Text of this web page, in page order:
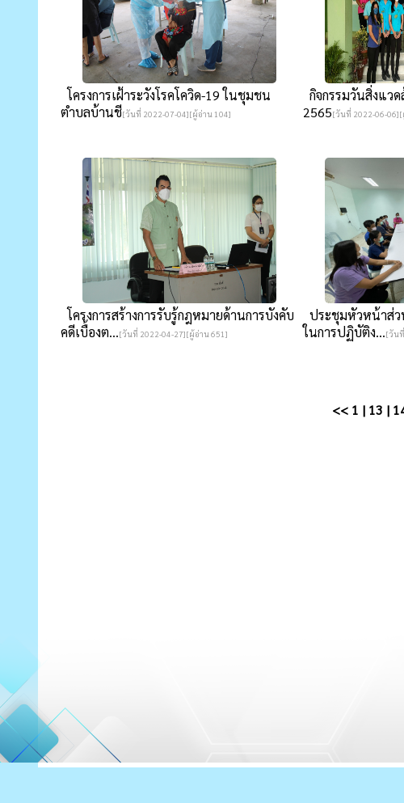
โครงการเฝ้าระวังโรคโควิด-19 ในชุมชน
ตำบลบ้านชี[วันที่ 2022-07-04][ผู้อ่าน 104]
กิจกรรมวันสิ่งแว
2565[วันที่ 2022-06-06][
โครงการสร้างการรับรู้กฎหมายด้านการบังคับ
คดีเบื้องต...[วันที่ 2022-04-27][ผู้อ่าน 651]
ประชุมหัวหน้าส่ว
ในการปฏิบัติง...[วัน
<< 1 | 13 |